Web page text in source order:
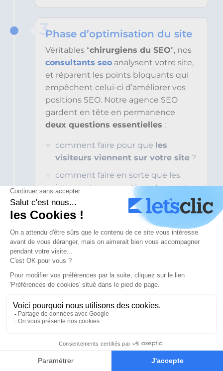
Phase d’optimisation du site
3
Véritables “chirurgiens du SEO”, nos
consultants seo analysent votre site,
et réparent les points bloquants qui
empêchent celui-ci d’améliorer vos
positions SEO. Notre agence SEO
gardent en tête en permanence
deux questions essentielles :
comment faire pour que les
visiteurs viennent sur votre site ?
comment faire en sorte que les
internautes convertissent sur votre
site ?
Si nous vous disons qu’ils crée une
stratégie de maillage interne, qu’ils
améliorent la vitesse de chargement,
qu’ils améliorent les
et qu’ils réorientent les pages 404 …
nous sommes sûrs que vous nous
Accompagnement et conseil
à la rédaction de contenu